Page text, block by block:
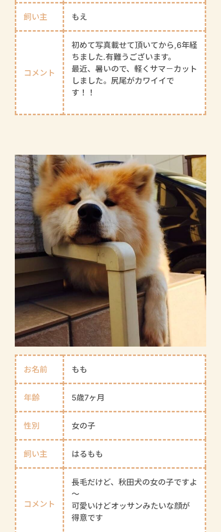
飼い主 もえ
コメント
初めて写真載せて頂いてから,6年経
ちました.有難うございます。
最近、暑いので、軽くサマ－カット
しました。尻尾がカワイイで
す！！
お名前 もも
年齢 5歳7ヶ月
性別 女の子
飼い主 はるもも
コメント
長毛だけど、秋田犬の女の子ですよ
～
可愛いけどオッサンみたいな顔が
得意です